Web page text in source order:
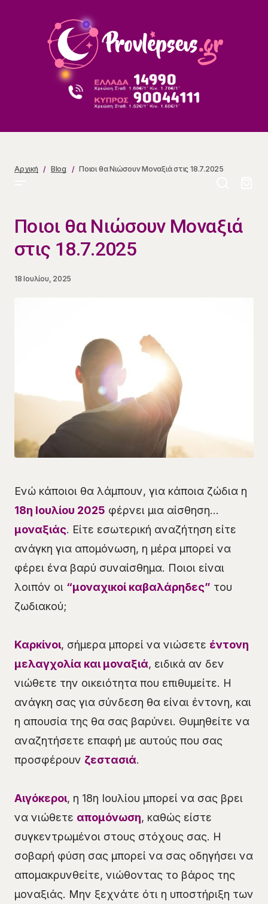
Αρχική Blog Ποιοι θα Νιώσουν Μοναξιά στις 18.7.2025
Ποιοι θα Νιώσουν Μοναξιά
στις 18.7.2025
18 Ιουλίου, 2025
Ενώ κάποιοι θα λάμπουν, για κάποια ζώδια η
18η Ιουλίου 2025 φέρνει μια αίσθηση…
μοναξιάς. Είτε εσωτερική αναζήτηση είτε
ανάγκη για απομόνωση, η μέρα μπορεί να
φέρει ένα βαρύ συναίσθημα. Ποιοι είναι
λοιπόν οι “μοναχικοί καβαλάρηδες” του
ζωδιακού;
Καρκίνοι, σήμερα μπορεί να νιώσετε έντονη
μελαγχολία και μοναξιά, ειδικά αν δεν
νιώθετε την οικειότητα που επιθυμείτε. Η
ανάγκη σας για σύνδεση θα είναι έντονη, και
η απουσία της θα σας βαρύνει. Θυμηθείτε να
αναζητήσετε επαφή με αυτούς που σας
προσφέρουν ζεστασιά.
Αιγόκεροι, η 18η Ιουλίου μπορεί να σας βρει
να νιώθετε απομόνωση, καθώς είστε
συγκεντρωμένοι στους στόχους σας. Η
σοβαρή φύση σας μπορεί να σας οδηγήσει να
απομακρυνθείτε, νιώθοντας το βάρος της
μοναξιάς. Μην ξεχνάτε ότι η υποστήριξη των